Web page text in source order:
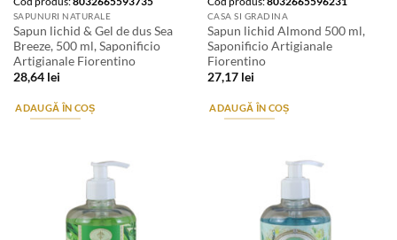
SAPUNURI NATURALE
Sapun lichid & Gel de dus Sea
Breeze, 500 ml, Saponificio
Artigianale Fiorentino
28,64 lei
ADAUGĂ ÎN COȘ
CASA SI GRADINA
Sapun lichid Almond 500 ml,
Saponificio Artigianale
Fiorentino
27,17 lei
ADAUGĂ ÎN COȘ